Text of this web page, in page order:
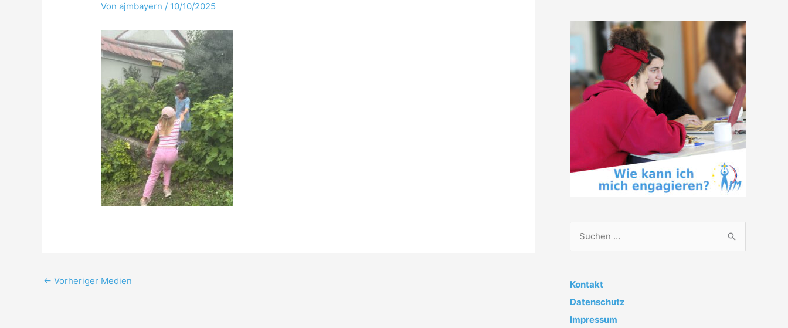
Vonajmbayern / 10/10/2025
← Vorheriger Medien
h
e
n
Kontakt
Datenschutz
Impressum